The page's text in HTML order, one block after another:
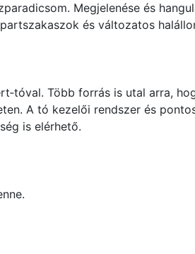
Megjelenése és
és változatos
Több forrás is utal arra,
A tó kezelői rendszer és
is elérhető.